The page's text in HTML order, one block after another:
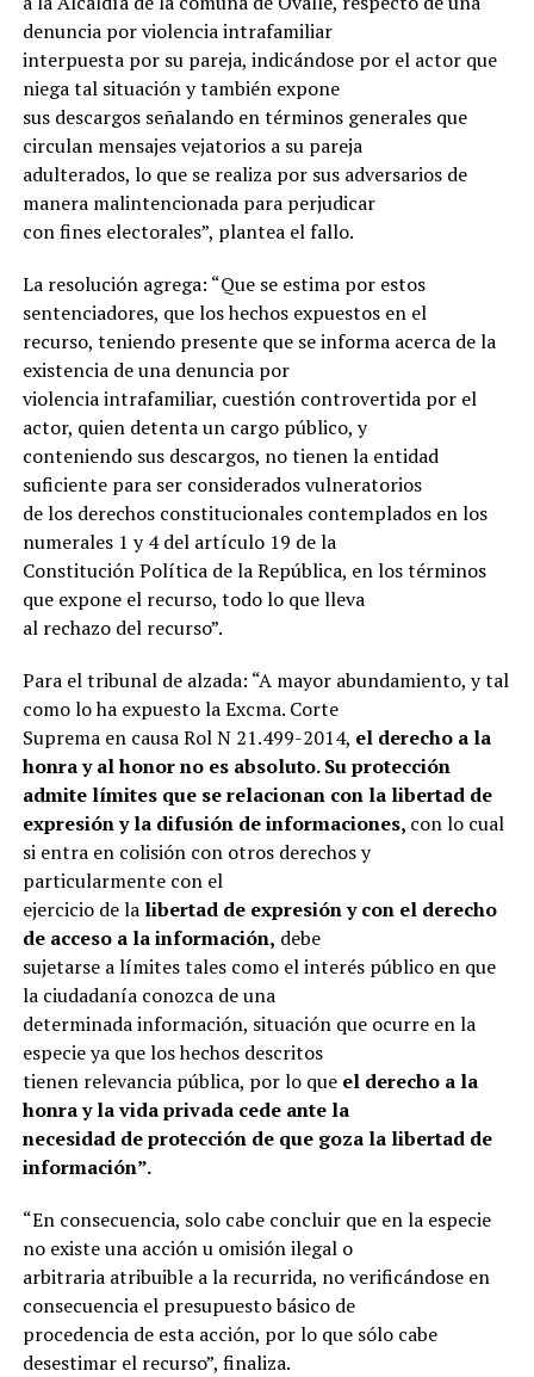
denuncia por violencia intrafamiliar
interpuesta por su pareja, indicándose por el actor que
niega tal situación y también expone
sus descargos señalando en términos generales que
circulan mensajes vejatorios a su pareja
adulterados, lo que se realiza por sus adversarios de
manera malintencionada para perjudicar
con fines electorales”, plantea el fallo.
La resolución agrega: “Que se estima por estos
sentenciadores, que los hechos expuestos en el
recurso, teniendo presente que se informa acerca de la
existencia de una denuncia por
violencia intrafamiliar, cuestión controvertida por el
actor, quien detenta un cargo público, y
conteniendo sus descargos, no tienen la entidad
suficiente para ser considerados vulneratorios
de los derechos constitucionales contemplados en los
numerales 1 y 4 del artículo 19 de la
Constitución Política de la República, en los términos
que expone el recurso, todo lo que lleva
al rechazo del recurso”.
Para el tribunal de alzada: “A mayor abundamiento, y tal
como lo ha expuesto la Excma. Corte
Suprema en causa Rol N 21.499-2014, el derecho a la
honra y al honor no es absoluto. Su protección
admite límites que se relacionan con la libertad de
expresión y la difusión de informaciones, con lo cual
si entra en colisión con otros derechos y
particularmente con el
ejercicio de la libertad de expresión y con el derecho
de acceso a la información, debe
sujetarse a límites tales como el interés público en que
la ciudadanía conozca de una
determinada información, situación que ocurre en la
especie ya que los hechos descritos
tienen relevancia pública, por lo que el derecho a la
honra y la vida privada cede ante la
necesidad de protección de que goza la libertad de
información”.
“En consecuencia, solo cabe concluir que en la especie
no existe una acción u omisión ilegal o
arbitraria atribuible a la recurrida, no verificándose en
consecuencia el presupuesto básico de
procedencia de esta acción, por lo que sólo cabe
desestimar el recurso”, finaliza.